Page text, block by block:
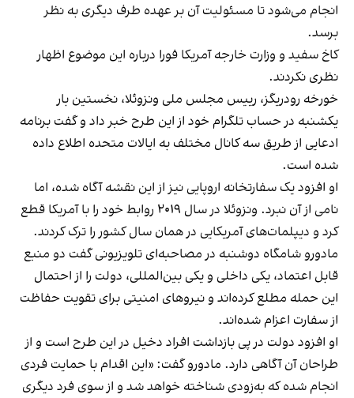
انجام می‌شود تا مسئولیت آن بر عهده طرف دیگری به نظر
برسد.
کاخ سفید و وزارت خارجه آمریکا فورا درباره این موضوع اظهار
نظری نکردند.
خورخه رودریگز، رییس مجلس ملی ونزوئلا، نخستین بار
یکشنبه در حساب تلگرام خود از این طرح خبر داد و گفت برنامه
ادعایی از طریق سه کانال مختلف به ایالات متحده اطلاع داده
شده است.
او افزود یک سفارتخانه اروپایی نیز از این نقشه آگاه شده، اما
نامی از آن نبرد. ونزوئلا در سال ۲۰۱۹ روابط خود را با آمریکا قطع
کرد و دیپلمات‌های آمریکایی در همان سال کشور را ترک کردند.
مادورو شامگاه دوشنبه در مصاحبه‌ای تلویزیونی گفت دو منبع
قابل اعتماد، یکی داخلی و یکی بین‌المللی، دولت را از احتمال
این حمله مطلع کرده‌اند و نیروهای امنیتی برای تقویت حفاظت
از سفارت اعزام شده‌اند.
او افزود دولت در پی بازداشت افراد دخیل در این طرح است و از
طراحان آن آگاهی دارد. مادورو گفت: «این اقدام با حمایت فردی
انجام شده که به‌زودی شناخته خواهد شد و از سوی فرد دیگری